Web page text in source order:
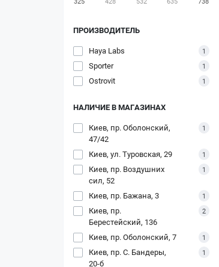
ПРОИЗВОДИТЕЛЬ
Haya Labs
1
Sporter 1
Ostrovit 1
НАЛИЧИЕ В МАГАЗИНАХ
Киев, пр. Оболонский,
47/42
1
Киев, ул. Туровская, 29 1
Киев, пр. Воздушних
сил, 52
1
Киев, пр. Бажана, 3 1
Киев, пр.
Берестейский, 136
2
Киев, пр. Оболонский, 7 1
Киев, пр. С. Бандеры,
20-б
1